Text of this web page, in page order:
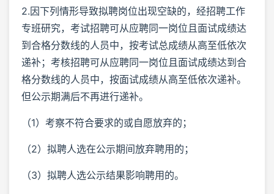
2.因下列情形导致拟聘岗位出现空缺的，经招聘工作
专班研究，考试招聘可从应聘同一岗位且面试成绩达
到合格分数线的人员中，按考试总成绩从高至低依次
递补；考核招聘可从应聘同一岗位且面试成绩达到合
格分数线的人员中，按面试成绩从高至低依次递补。
但公示期满后不再进行递补。
（1）考察不符合要求的或自愿放弃的；
（2）拟聘人选在公示期间放弃聘用的；
（3）拟聘人选公示结果影响聘用的。